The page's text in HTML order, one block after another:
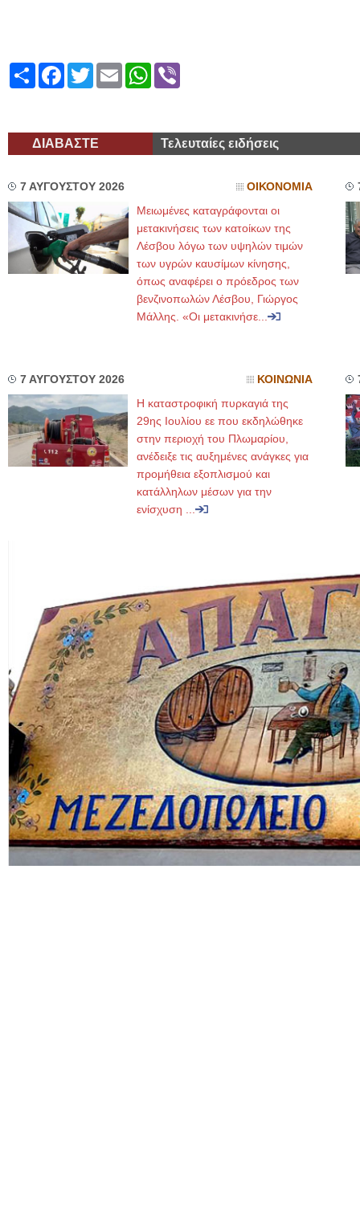
ShareFacebook
TwitterEmailWhatsApp
ΔΙΑΒΑΣΤΕ Τελευταίες ειδήσεις
7 ΑΥΓΟΥΣΤΟΥ 2026 ΟΙΚΟΝΟΜΙΑ
Μειωμένες καταγράφονται οι
μετακινήσεις των κατοίκων της
Λέσβου λόγω των υψηλών τιμών
των υγρών καυσίμων κίνησης,
όπως αναφέρει ο πρόεδρος των
βενζινοπωλών Λέσβου, Γιώργος
Μάλλης. «Οι μετακινήσε...
7 ΑΥΓΟΥΣΤΟΥ 2026 ΚΟΙΝΩΝΙΑ
Η καταστροφική πυρκαγιά της
29ης Ιουλίου εε που εκδηλώθηκε
στην περιοχή του Πλωμαρίου,
ανέδειξε τις αυξημένες ανάγκες για
προμήθεια εξοπλισμού και
κατάλληλων μέσων για την
ενίσχυση ...